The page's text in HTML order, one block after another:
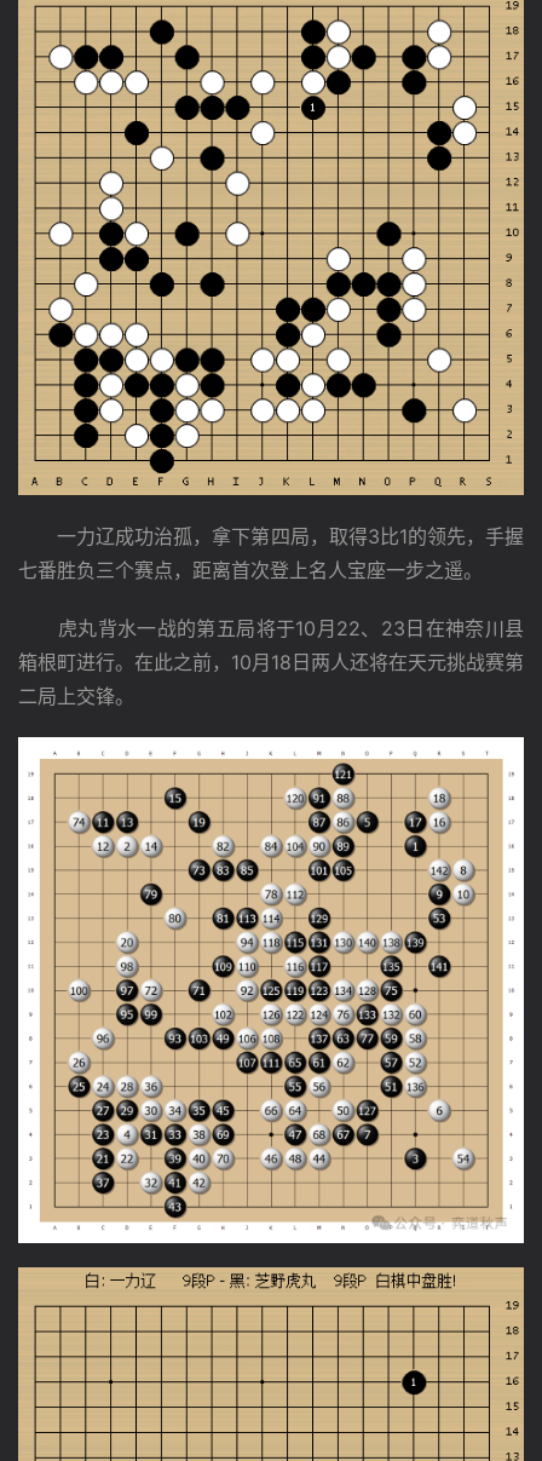
一力辽成功治孤，拿下第四局，取得3比1的领先，手握
七番胜负三个赛点，距离首次登上名人宝座一步之遥。
虎丸背水一战的第五局将于10月22、23日在神奈川县
箱根町进行。在此之前，10月18日两人还将在天元挑战赛第
二局上交锋。